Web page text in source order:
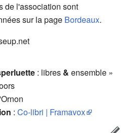
de l'association sont
sur la page Bordeaux.
: libres & ensemble »
: Co-libri | Framavox